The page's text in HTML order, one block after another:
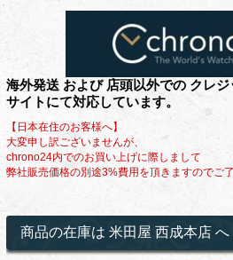
海外発送 および 店頭以外での クレ
サイトにて対応しています。
【日本在住のお客様へ】
大変申し訳ございませんが、
chrono24内でのお買い上げに際しまして
弊社販売価格の別途3%費用を頂きますのでご
商品の在庫は 米田屋 西成本店 へ